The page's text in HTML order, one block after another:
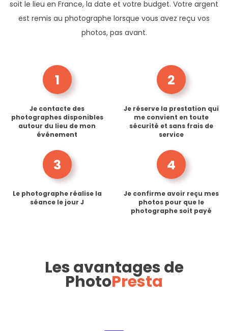
soit le lieu en France, la date et votre budget. Votre argent
est remis au photographe lorsque vous avez reçu vos
photos, pas avant.
1
Je contacte des
photographes disponibles
autour du lieu de mon
événement
2
Je réserve la prestation qui
me convient en toute
sécurité et sans frais de
service
3
Le photographe réalise la
séance le jour J
4
Je confirme avoir reçu mes
photos pour que le
photographe soit payé
Les avantages de
PhotoPresta